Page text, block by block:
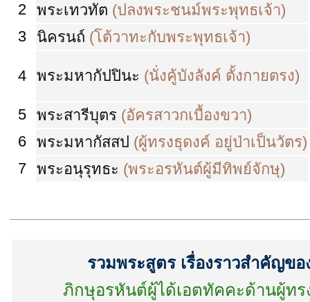
2
พระเทวทัต (ปลงพระชนม์พระพุทธเจ้า)
3
นิครนถ์ (โต้วาทะกับพระพุทธเจ้า)
4 พระมหากัปปินะ (นั่งคู้บังลังค์ ตั้งกายตรง)
5 พระสารีบุตร (อัครสาวกเบื้องขวา)
6
พระมหากัสสป (ผู้ทรงธุดงค์ อยู่ป่าเป็นวัตร)
7
พระอนุรุทธะ (พระอรหันต์ผู้มีทิพย์จักษุ)
รวมพระสูตร เรื่องราวสำคัญข
ภิกษุอรหันต์ผู้ได้เอตทัคคะด้านผู้ทร